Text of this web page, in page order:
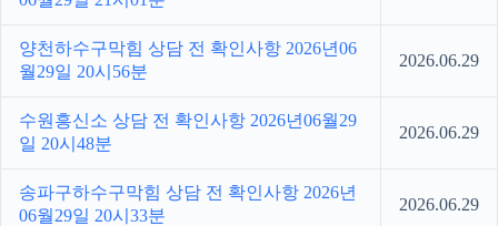
양천하수구막힘 상담 전 확인사항 2026년06
월29일 20시56분
2026.06.29
수원흥신소 상담 전 확인사항 2026년06월29
일 20시48분
2026.06.29
송파구하수구막힘 상담 전 확인사항 2026년
06월29일 20시33분
2026.06.29